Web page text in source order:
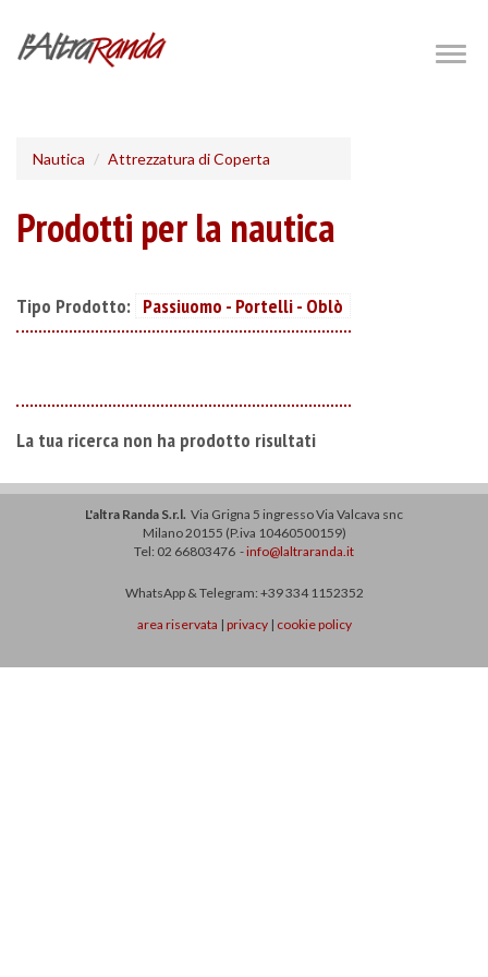
Nautica Attrezzatura di Coperta
Prodotti per la nautica
Tipo Prodotto: Passiuomo - Portelli - Oblò
La tua ricerca non ha prodotto risultati
L'altra Randa S.r.l. Via Grigna 5 ingresso Via Valcava snc
Milano 20155 (P.iva 10460500159)
Tel: 02 66803476 -info@laltraranda.it
WhatsApp & Telegram: +39 334 1152352
area riservata | privacy| cookie policy